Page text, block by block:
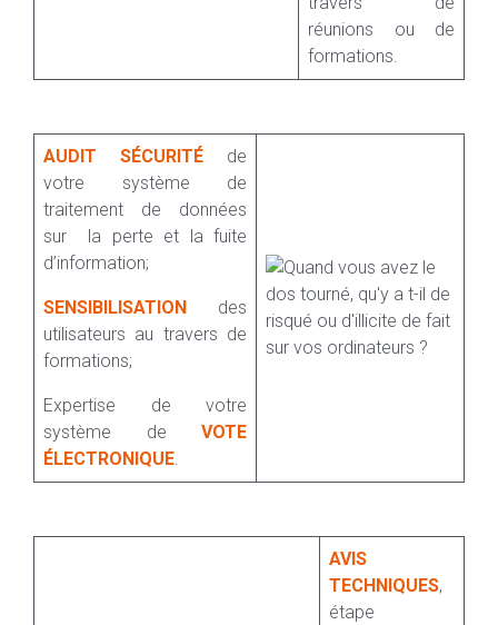
réunions ou de
formations.
AUDIT SÉCURITÉ de
votre système de
traitement de données
sur la perte et la fuite
d’information;
SENSIBILISATION des
utilisateurs au travers de
formations;
Expertise de votre
système de VOTE
ÉLECTRONIQUE.
AVIS
TECHNIQUES,
étape